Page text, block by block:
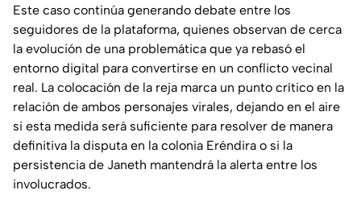
Este caso continúa generando debate entre los
seguidores de la plataforma, quienes observan de cerca
la evolución de una problemática que ya rebasó el
entorno digital para convertirse en un conflicto vecinal
real. La colocación de la reja marca un punto crítico en la
relación de ambos personajes virales, dejando en el aire
si esta medida será suficiente para resolver de manera
definitiva la disputa en la colonia Eréndira o si la
persistencia de Janeth mantendrá la alerta entre los
involucrados.